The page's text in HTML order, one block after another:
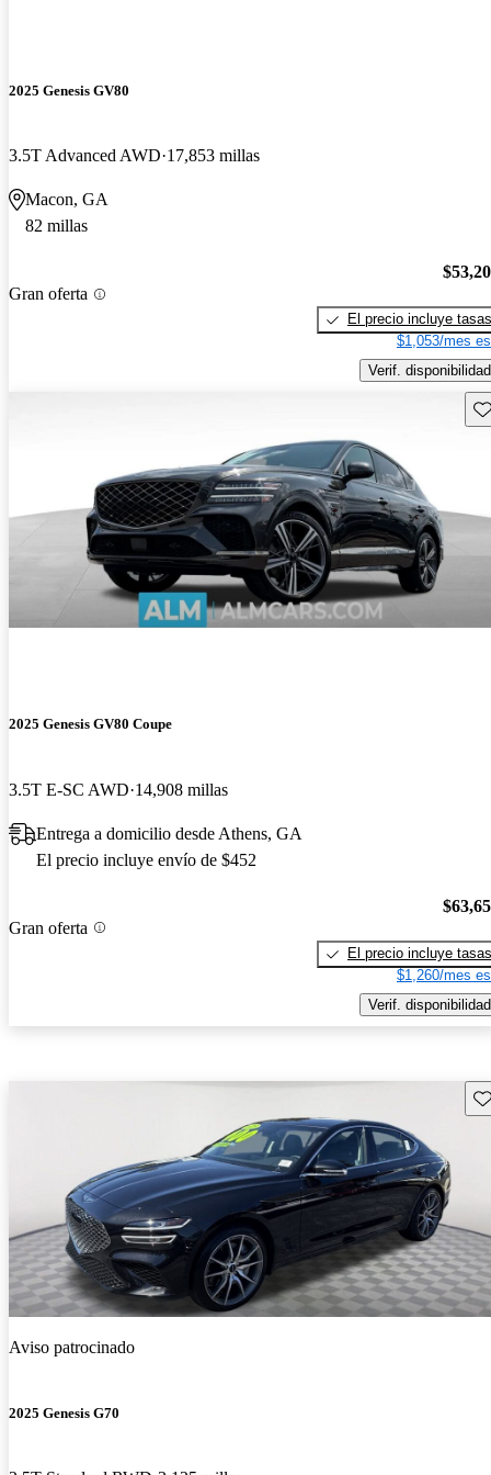
2025 Genesis GV80
3.5T Advanced AWD 17,853 millas
Macon, GA
82 millas
Gran oferta
El precio incluye tasas
$1,053/mes
Verif. disponibilidad
2025 Genesis GV80 Coupe
3.5T E-SC AWD 14,908 millas
Entrega a domicilio desde Athens, GA
El precio incluye envío de $452
Gran oferta
El precio incluye tasas
$1,260/mes
Verif. disponibilidad
Aviso patrocinado
2025 Genesis G70